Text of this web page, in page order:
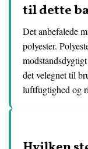
til dette
Det anbefalede
polyester.
det velegnet til
luftfugtighed og